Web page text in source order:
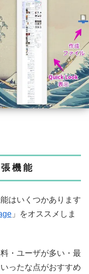
機能
はいくつかあります
」をオススメしま
・ユーザが多い・最
ったな点がおすすめ